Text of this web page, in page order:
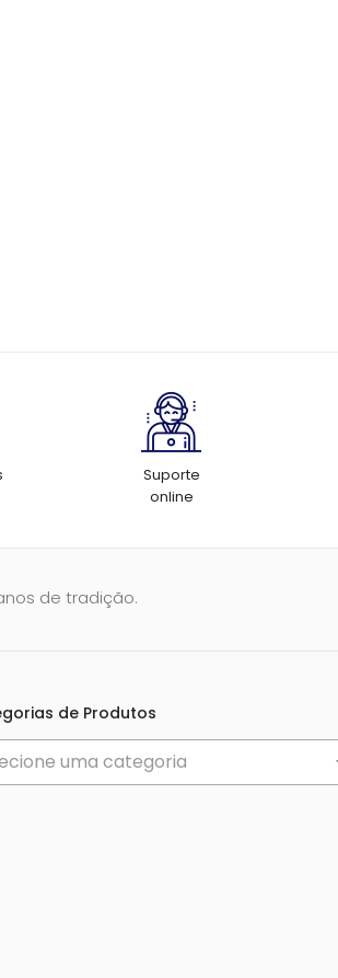
Suporte
online
de tradição.
de Produtos
uma categoria